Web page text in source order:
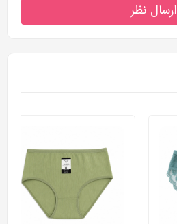
ارسال نظر